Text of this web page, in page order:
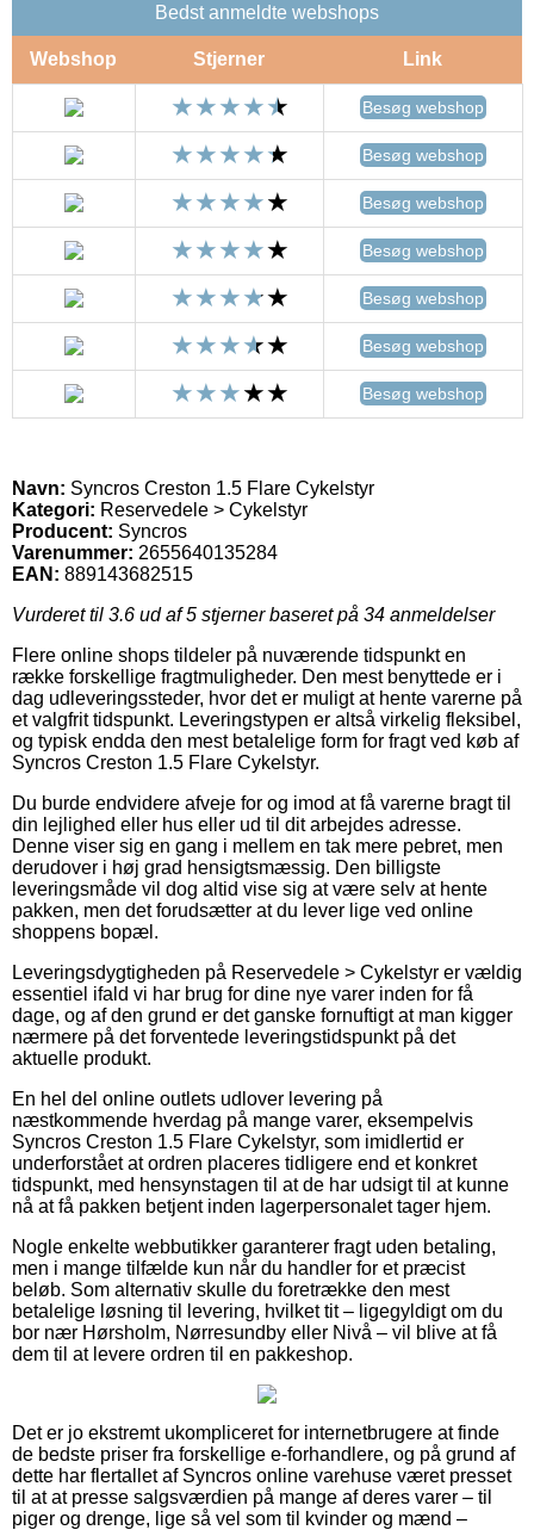
Bedst anmeldte webshops
Webshop Stjerner Link
Besøg webshop
Besøg webshop
Besøg webshop
Besøg webshop
Besøg webshop
Besøg webshop
Besøg webshop
Navn: Syncros Creston 1.5 Flare Cykelstyr
Kategori: Reservedele > Cykelstyr
Producent: Syncros
Varenummer: 2655640135284
EAN: 889143682515
Vurderet til 3.6 ud af 5 stjerner baseret på 34 anmeldelser
Flere online shops tildeler på nuværende tidspunkt en
række forskellige fragtmuligheder. Den mest benyttede er i
dag udleveringssteder, hvor det er muligt at hente varerne på
et valgfrit tidspunkt. Leveringstypen er altså virkelig fleksibel,
og typisk endda den mest betalelige form for fragt ved køb af
Syncros Creston 1.5 Flare Cykelstyr.
Du burde endvidere afveje for og imod at få varerne bragt til
din lejlighed eller hus eller ud til dit arbejdes adresse.
Denne viser sig en gang i mellem en tak mere pebret, men
derudover i høj grad hensigtsmæssig. Den billigste
leveringsmåde vil dog altid vise sig at være selv at hente
pakken, men det forudsætter at du lever lige ved online
shoppens bopæl.
Leveringsdygtigheden på Reservedele > Cykelstyr er vældig
essentiel ifald vi har brug for dine nye varer inden for få
dage, og af den grund er det ganske fornuftigt at man kigger
nærmere på det forventede leveringstidspunkt på det
aktuelle produkt.
En hel del online outlets udlover levering på
næstkommende hverdag på mange varer, eksempelvis
Syncros Creston 1.5 Flare Cykelstyr, som imidlertid er
underforstået at ordren placeres tidligere end et konkret
tidspunkt, med hensynstagen til at de har udsigt til at kunne
nå at få pakken betjent inden lagerpersonalet tager hjem.
Nogle enkelte webbutikker garanterer fragt uden betaling,
men i mange tilfælde kun når du handler for et præcist
beløb. Som alternativ skulle du foretrække den mest
betalelige løsning til levering, hvilket tit – ligegyldigt om du
bor nær Hørsholm, Nørresundby eller Nivå – vil blive at få
dem til at levere ordren til en pakkeshop.
Det er jo ekstremt ukompliceret for internetbrugere at finde
de bedste priser fra forskellige e-forhandlere, og på grund af
dette har flertallet af Syncros online varehuse været presset
til at at presse salgsværdien på mange af deres varer – til
piger og drenge, lige så vel som til kvinder og mænd –